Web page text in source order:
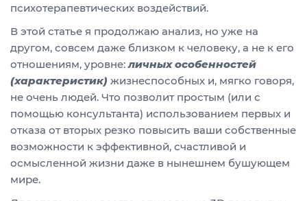
психотерапевтических воздействий.
В этой статье я продолжаю анализ, но уже на
другом, совсем даже близком к человеку, а не к его
отношениям, уровне:личных особенностей
(характеристик) жизнеспособных и, мягко говоря,
не очень людей. Что позволит простым (или с
помощью консультанта) использованием первых и
отказа от вторых резко повысить ваши собственные
возможности к эффективной, счастливой и
осмысленной жизни даже в нынешнем бушующем
мире.